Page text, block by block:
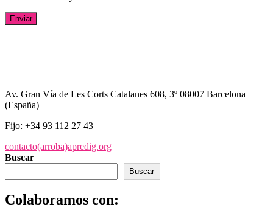
Av. Gran Vía de Les Corts Catalanes 608, 3º 08007 Barcelona
(España)
Fijo: +34 93 112 27 43
contacto(arroba)apredig.org
Buscar
Buscar
Colaboramos con: